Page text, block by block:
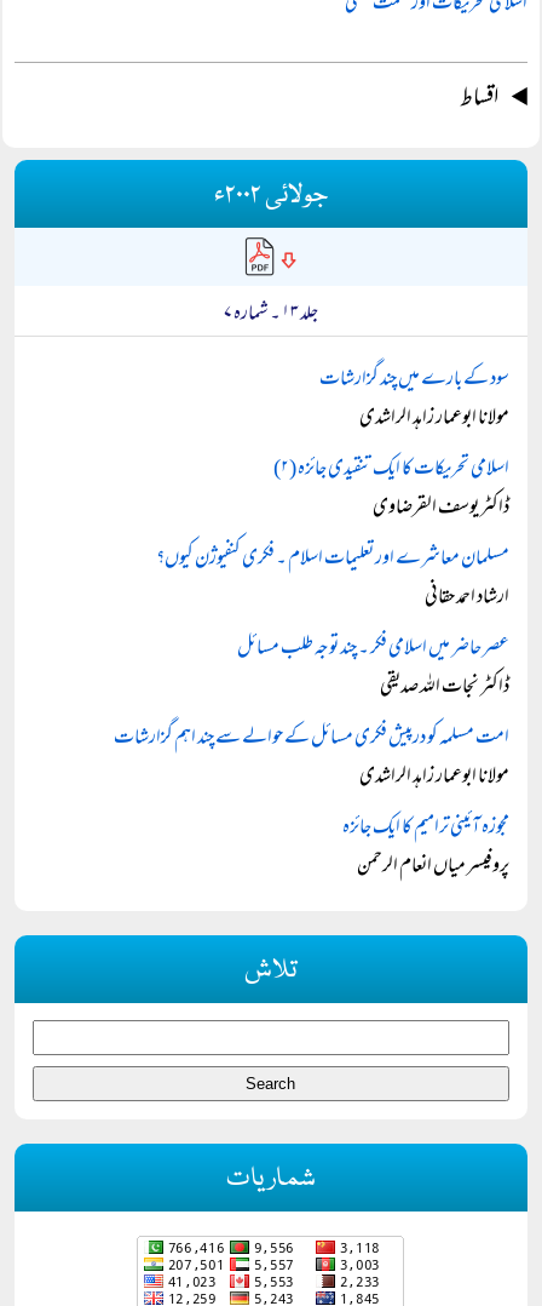
اقساط
جولائی ۲۰۰۲ء
جلد ۱۳ ۔ شمارہ ۷
سود کے بارے میں چند گزارشات
مولانا ابوعمار زاہد الراشدی
اسلامی تحریکات کا ایک تنقیدی جائزہ (۲)
ڈاکٹر یوسف القرضاوی
مسلمان معاشرے اور تعلیمات اسلام ۔ فکری کنفیوژن کیوں؟
ارشاد احمد حقانی
عصر حاضر میں اسلامی فکر ۔ چند توجہ طلب مسائل
ڈاکٹر نجات اللہ صدیقی
امت مسلمہ کو درپیش فکری مسائل کے حوالے سے چند اہم گزارشات
مولانا ابوعمار زاہد الراشدی
مجوزہ آئینی ترامیم کا ایک جائزہ
پروفیسر میاں انعام الرحمن
تلاش
شماریات